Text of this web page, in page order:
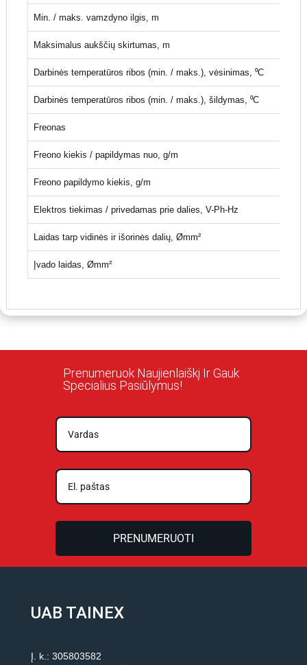
Min. / maks. vamzdyno ilgis, m
Maksimalus aukščių skirtumas, m
Darbinės temperatūros ribos (min. / maks.), vėsinimas, ⁰C
Darbinės temperatūros ribos (min. / maks.), šildymas, ⁰C
Freonas
Freono kiekis / papildymas nuo, g/m
Freono papildymo kiekis, g/m
Elektros tiekimas / privedamas prie dalies, V-Ph-Hz
Laidas tarp vidinės ir išorinės dalių, Ømm²
Įvado laidas, Ømm²
Prenumeruok Naujienlaiškį Ir Gauk
Specialius Pasiūlymus!
PRENUMERUOTI
UAB TAINEX
Į. k.: 305803582